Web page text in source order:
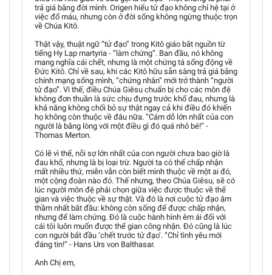
trả giá bằng đời mình. Origen hiểu tử đạo không chỉ hệ tại ở
việc đổ máu, nhưng còn ở đời sống không ngừng thuộc trọn
về Chúa Kitô.
Thật vậy, thuật ngữ “tử đạo” trong Kitô giáo bắt nguồn từ
tiếng Hy Lạp martyria - “làm chứng”. Ban đầu, nó không
mang nghĩa cái chết, nhưng là một chứng tá sống động về
Đức Kitô. Chỉ về sau, khi các Kitô hữu sẵn sàng trả giá bằng
chính mạng sống mình, “chứng nhân” mới trở thành “người
tử đạo”. Vì thế, điều Chúa Giêsu chuẩn bị cho các môn đệ
không đơn thuần là sức chịu đựng trước khổ đau, nhưng là
khả năng không chối bỏ sự thật ngay cả khi điều đó khiến
họ không còn thuộc về đâu nữa. “Cám dỗ lớn nhất của con
người là bằng lòng với một điều gì đó quá nhỏ bé!” -
Thomas Merton.
Có lẽ vì thế, nỗi sợ lớn nhất của con người chưa bao giờ là
đau khổ, nhưng là bị loại trừ. Người ta có thể chấp nhận
mất nhiều thứ, miễn vẫn còn biết mình thuộc về một ai đó,
một cộng đoàn nào đó. Thế nhưng, theo Chúa Giêsu, sẽ có
lúc người môn đệ phải chọn giữa việc được thuộc về thế
gian và việc thuộc về sự thật. Và đó là nơi cuộc tử đạo âm
thầm nhất bắt đầu: không còn sống để được chấp nhận,
nhưng để làm chứng. Đó là cuộc hành hình êm ái đối với
cái tôi luôn muốn được thế gian công nhận. Đó cũng là lúc
con người bắt đầu ‘chết trước tử đạo’. “Chỉ tình yêu mới
đáng tin!” - Hans Urs von Balthasar.
Anh Chị em,